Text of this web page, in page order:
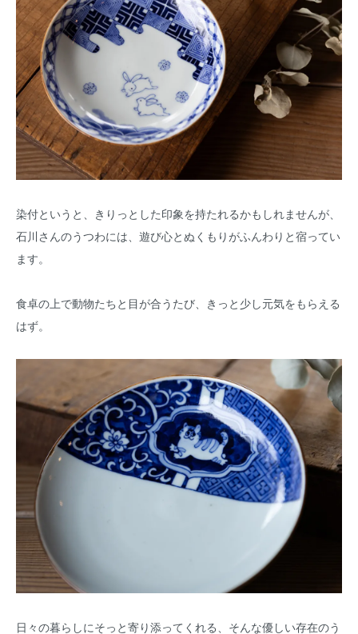
染付というと、きりっとした印象を持たれるかもしれませんが、
石川さんのうつわには、遊び心とぬくもりがふんわりと宿ってい
ます。
食卓の上で動物たちと目が合うたび、きっと少し元気をもらえる
はず。
日々の暮らしにそっと寄り添ってくれる、そんな優しい存在のう